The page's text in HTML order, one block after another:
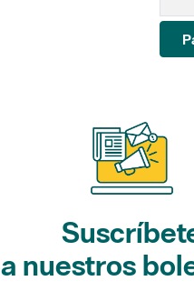
a nuestros